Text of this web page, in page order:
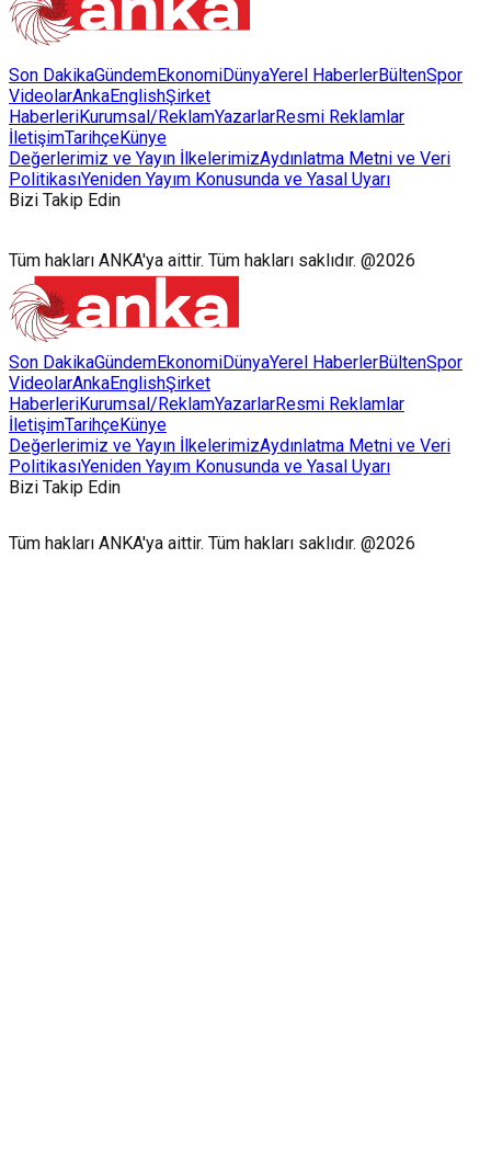
Son DakikaGündemEkonomiDünyaYerel HaberlerBültenSpor
VideolarAnkaEnglishŞirket
HaberleriKurumsal/ReklamYazarlarResmi Reklamlar
İletişimTarihçeKünye
Değerlerimiz ve Yayın İlkelerimizAydınlatma Metni ve Veri
PolitikasıYeniden Yayım Konusunda ve Yasal Uyarı
Bizi Takip Edin
Tüm hakları ANKA'ya aittir. Tüm hakları saklıdır. @2026
Son DakikaGündemEkonomiDünyaYerel HaberlerBültenSpor
VideolarAnkaEnglishŞirket
HaberleriKurumsal/ReklamYazarlarResmi Reklamlar
İletişimTarihçeKünye
Değerlerimiz ve Yayın İlkelerimizAydınlatma Metni ve Veri
PolitikasıYeniden Yayım Konusunda ve Yasal Uyarı
Bizi Takip Edin
Tüm hakları ANKA'ya aittir. Tüm hakları saklıdır. @2026